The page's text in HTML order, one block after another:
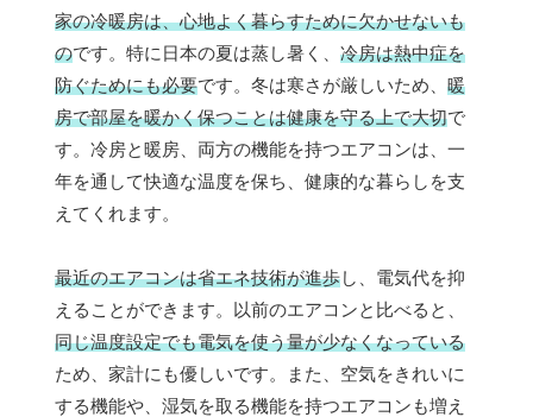
家の冷暖房は、心地よく暮らすために欠かせないも
のです。特に日本の夏は蒸し暑く、 冷房は熱中症を
防ぐためにも必要です。冬は寒さが厳しいため、 暖
房で部屋を暖かく保つことは健康を守る上で大切で
す。冷房と暖房、両方の機能を持つエアコンは、一
年を通して快適な温度を保ち、健康的な暮らしを支
えてくれます。
最近のエアコンは省エネ技術が進歩し、電気代を抑
えることができます。以前のエアコンと比べると、
同じ温度設定でも電気を使う量が少なくなっている
ため、家計にも優しいです。また、空気をきれいに
する機能や、湿気を取る機能を持つエアコンも増え